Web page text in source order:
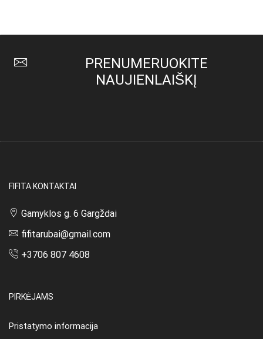
options
PRENUMERUOKITE
NAUJIENLAIŠKĮ
FIFITA KONTAKTAI
Gamyklos g. 6 Gargždai
fifitarubai@gmail.com
+3706 807 4608
PIRKĖJAMS
Pristatymo informacija